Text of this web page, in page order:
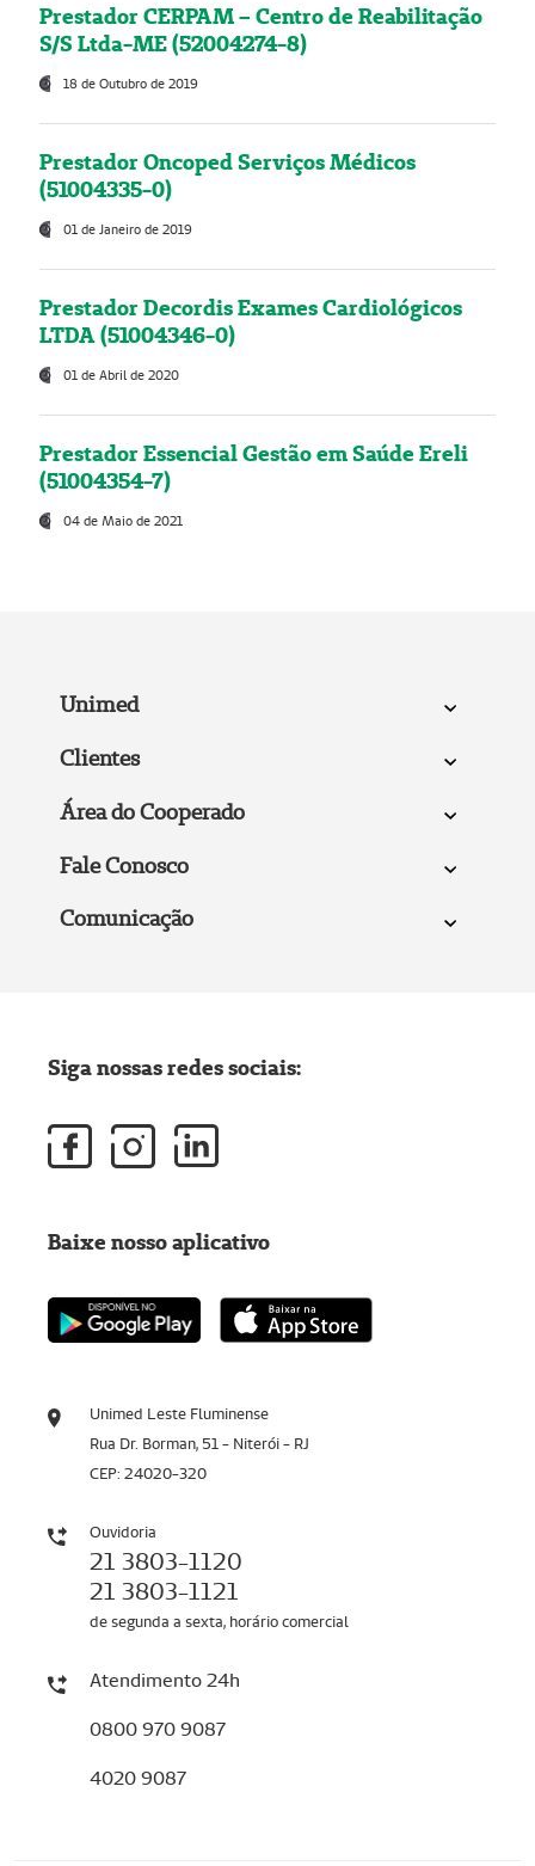
Prestador CERPAM – Centro de Reabilitação
S/S Ltda-ME (52004274-8)
18 de Outubro de 2019
Prestador Oncoped Serviços Médicos
(51004335-0)
01 de Janeiro de 2019
Prestador Decordis Exames Cardiológicos
LTDA (51004346-0)
01 de Abril de 2020
Prestador Essencial Gestão em Saúde Ereli
(51004354-7)
04 de Maio de 2021
Unimed
Clientes
Área do Cooperado
Fale Conosco
Comunicação
Unimed Leste Fluminense
Rua Dr. Borman, 51 - Niterói - RJ
CEP: 24020-320
Ouvidoria
21 3803-1120
21 3803-1121
de segunda a sexta, horário comercial
Atendimento 24h
0800 970 9087
4020 9087
Siga nossas redes sociais:
Baixe nosso aplicativo